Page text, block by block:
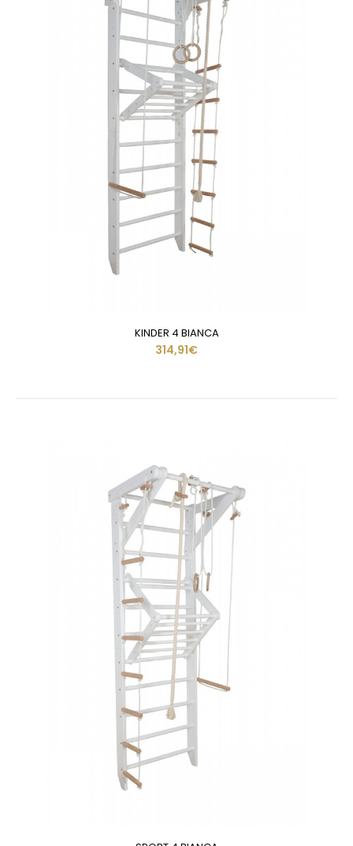
KINDER 4 BIANCA
314,91€